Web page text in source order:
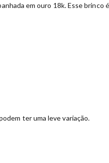
em ouro 18k. Esse
ter uma leve variação.